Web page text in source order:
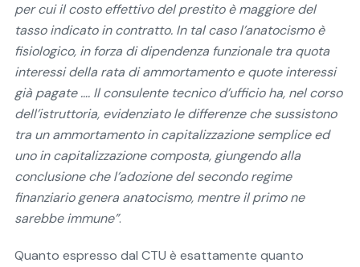
per cui il costo effettivo del prestito è maggiore del
tasso indicato in contratto. In tal caso l’anatocismo è
fisiologico, in forza di dipendenza funzionale tra quota
interessi della rata di ammortamento e quote interessi
già pagate …. Il consulente tecnico d’ufficio ha, nel corso
dell’istruttoria, evidenziato le differenze che sussistono
tra un ammortamento in capitalizzazione semplice ed
uno in capitalizzazione composta, giungendo alla
conclusione che l’adozione del secondo regime
finanziario genera anatocismo, mentre il primo ne
sarebbe immune”.
Quanto espresso dal CTU è esattamente quanto